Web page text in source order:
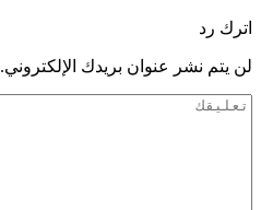
اترك رد
لن يتم نشر عنوان بريدك الإلكتروني.